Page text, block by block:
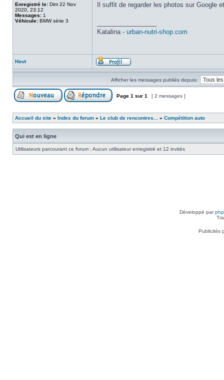
Enregistré le: Dim 22 Nov
2020, 23:12
Messages: 1
Véhicule: BMW série 3
Il suffit de regarder les photos sur Google
Katalina - urban-nutri-shop.com
Haut
Afficher les messages publiés depuis:
Page 1 sur 1 [ 2 messages ]
Accueil du site » Index du forum » Le club de rencontres... » Compétition auto
Qui est en ligne
Utilisateurs parcourant ce forum : Aucun utilisateur enregistré et 12 invités
Développé par
Publicités